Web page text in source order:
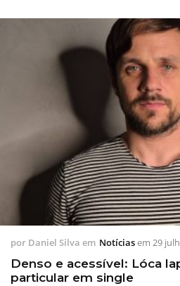
por Daniel Silva em Notíciasem 29
Denso e acessível: Lóca
particular em single